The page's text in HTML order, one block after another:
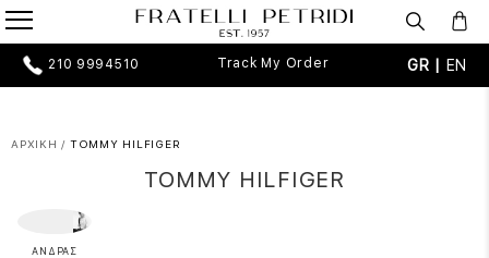
210 9994510 Track My Order GR | EN
ΑΡΧΙΚΗ / TOMMY HILFIGER
TOMMY HILFIGER
ΑΝΔΡΑΣ